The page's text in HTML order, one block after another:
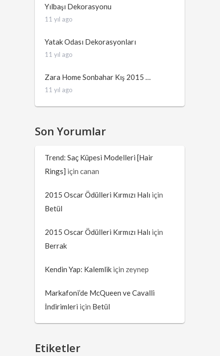
Yılbaşı Dekorasyonu
11 yıl ago
Yatak Odası Dekorasyonları
11 yıl ago
Zara Home Sonbahar Kış 2015 …
11 yıl ago
Son Yorumlar
Trend: Saç Küpesi Modelleri [Hair
Rings] içincanan
2015 Oscar Ödülleri Kırmızı Halı için
Betül
2015 Oscar Ödülleri Kırmızı Halı için
Berrak
Kendin Yap: Kalemlik için zeynep
Markafoni’de McQueen ve Cavalli
İndirimleri için Betül
Etiketler